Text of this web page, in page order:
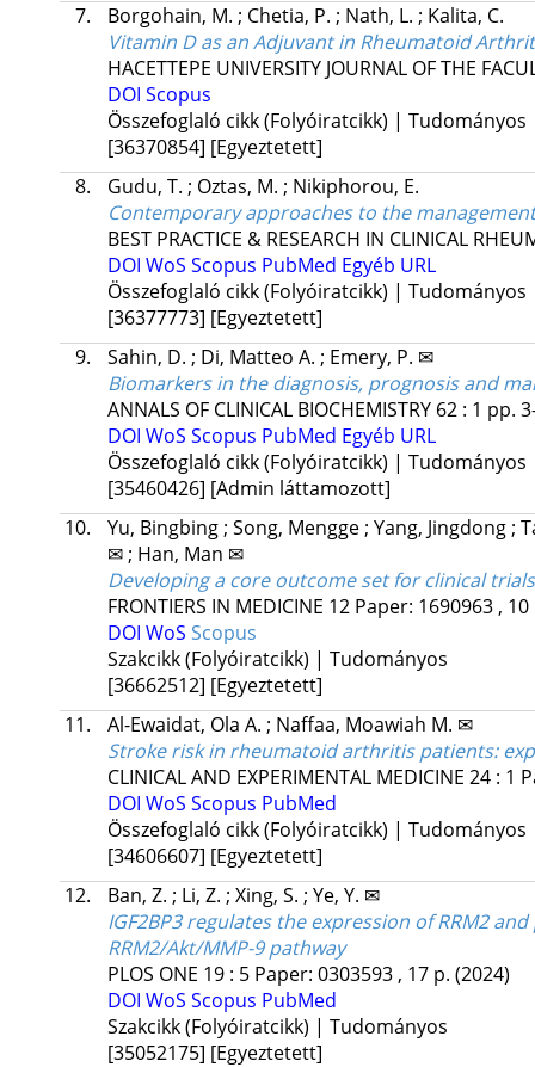
7.
Borgohain, M. ; Chetia, P. ; Nath, L. ; Kalita, C.
Vitamin D as an Adjuvant in Rheumatoid
HACETTEPE UNIVERSITY JOURNAL OF THE
DOI Scopus
Összefoglaló cikk (Folyóiratcikk) | Tudományos
[36370854] [Egyeztetett]
8.
Gudu, T. ; Oztas, M. ; Nikiphorou, E.
Contemporary approaches to the
BEST PRACTICE & RESEARCH IN CLINICAL
DOI WoS Scopus PubMed Egyéb URL
Összefoglaló cikk (Folyóiratcikk) | Tudományos
[36377773] [Egyeztetett]
9.
Sahin, D. ; Di, Matteo A. ; Emery, P. ✉
Biomarkers in the diagnosis, prognosis and
ANNALS OF CLINICAL BIOCHEMISTRY 62: 1 pp.
DOI WoS Scopus PubMed Egyéb URL
Összefoglaló cikk (Folyóiratcikk) | Tudományos
[35460426] [Admin láttamozott]
10.
Yu, Bingbing ; Song, Mengge ; Yang, Jingdong ;
✉ ; Han, Man ✉
Developing a core outcome set for clinical
FRONTIERS IN MEDICINE 12 Paper: 1690963 ,
DOI WoS Scopus
Szakcikk (Folyóiratcikk) | Tudományos
[36662512] [Egyeztetett]
11.
Al-Ewaidat, Ola A. ; Naffaa, Moawiah M. ✉
Stroke risk in rheumatoid arthritis patients:
CLINICAL AND EXPERIMENTAL MEDICINE 24: 1
DOI WoS Scopus PubMed
Összefoglaló cikk (Folyóiratcikk) | Tudományos
[34606607] [Egyeztetett]
12.
Ban, Z. ; Li, Z. ; Xing, S. ; Ye, Y. ✉
IGF2BP3 regulates the expression of RRM2
RRM2/Akt/MMP-9 pathway
PLOS ONE 19: 5 Paper: 0303593 , 17 p. (2024)
DOI WoS Scopus PubMed
Szakcikk (Folyóiratcikk) | Tudományos
[35052175] [Egyeztetett]